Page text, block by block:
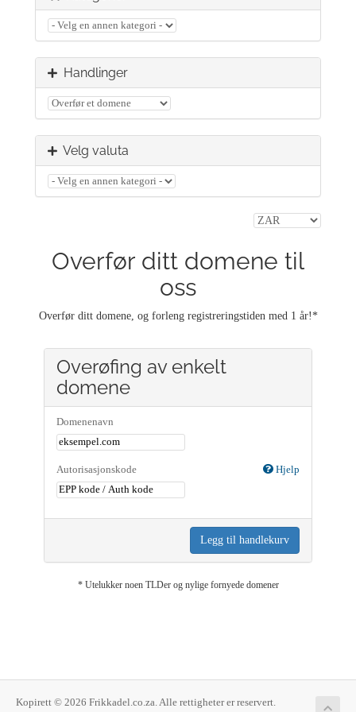
Handlinger
Velg valuta
Overfør ditt domene til
oss
Overfør ditt domene, og forleng registreringstiden med 1 år!*
Overøfing av enkelt
domene
Domenenavn
Autorisasjonskode Hjelp
Legg til handlekurv
* Utelukker noen TLDer og nylige fornyede domener
Kopirett © 2026 Frikkadel.co.za. Alle rettigheter er reservert.